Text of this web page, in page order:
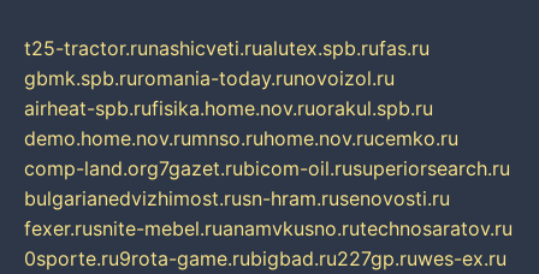
t25-tractor.runashicveti.rualutex.spb.rufas.ru
gbmk.spb.ruromania-today.runovoizol.ru
airheat-spb.rufisika.home.nov.ruorakul.spb.ru
demo.home.nov.rumnso.ruhome.nov.rucemko.ru
comp-land.org7gazet.rubicom-oil.rusuperiorsearch.ru
bulgarianedvizhimost.rusn-hram.rusenovosti.ru
fexer.rusnite-mebel.ruanamvkusno.rutechnosaratov.ru
0sporte.ru9rota-game.rubigbad.ru227gp.ruwes-ex.ru